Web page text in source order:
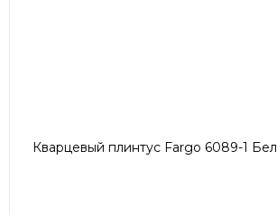
Кварцевый плинтус Fargo 6089-1